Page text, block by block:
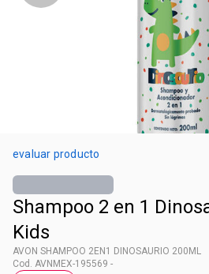
evaluar producto
Shampoo 2 en 1
Kids
AVON SHAMPOO 2EN1 DINOSAURIO 200ML
Cod. AVNMEX-195569 -